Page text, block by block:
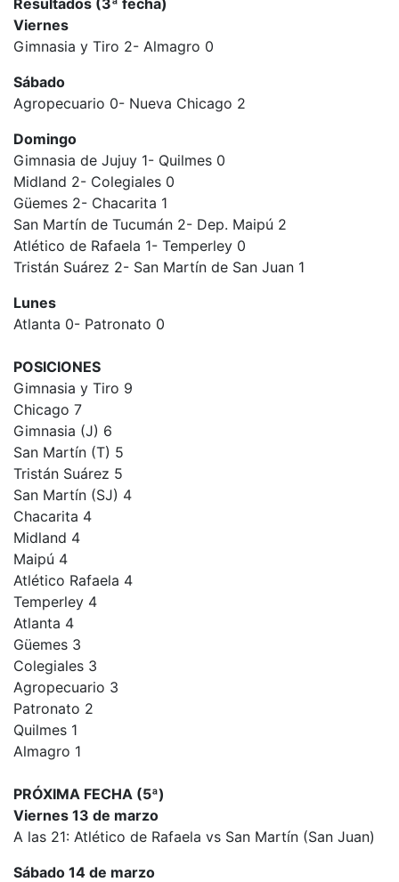
Viernes
Gimnasia y Tiro 2- Almagro 0
Sábado
Agropecuario 0- Nueva Chicago 2
Domingo
Gimnasia de Jujuy 1- Quilmes 0
Midland 2- Colegiales 0
Güemes 2- Chacarita 1
San Martín de Tucumán 2- Dep. Maipú 2
Atlético de Rafaela 1- Temperley 0
Tristán Suárez 2- San Martín de San Juan 1
Lunes
Atlanta 0- Patronato 0
POSICIONES
Gimnasia y Tiro 9
Chicago 7
Gimnasia (J) 6
San Martín (T) 5
Tristán Suárez 5
San Martín (SJ) 4
Chacarita 4
Midland 4
Maipú 4
Atlético Rafaela 4
Temperley 4
Atlanta 4
Güemes 3
Colegiales 3
Agropecuario 3
Patronato 2
Quilmes 1
Almagro 1
PRÓXIMA FECHA (5ª)
Viernes 13 de marzo
A las 21: Atlético de Rafaela vs San Martín (San Juan)
Sábado 14 de marzo